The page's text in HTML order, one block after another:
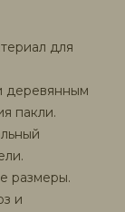
для
деревянным
пакли.
размеры.
и